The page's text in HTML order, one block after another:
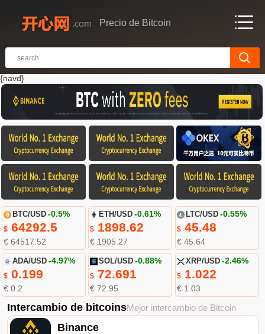
Precio de Bitcoin
{navd}
BTC/USD -0.5%
$64292.5
€ 64517.52
ETH/USD -0.61%
$ 1898.62
€ 1905.27
LTC/USD -0.55%
$45.48
€ 45.64
ADA/USD -4.97%
$0.199
€ 0.2
SOL/USD -0.88%
$ 72.691
€ 72.95
XRP/USD -2.46%
$1.022
€ 1.03
Intercambio de bitcoinsMejor intercambio de Bitcoin
Binance